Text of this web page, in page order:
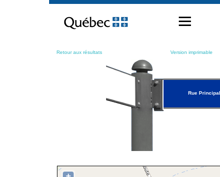
contenu
Retour aux résultats Version imprimable
Rue